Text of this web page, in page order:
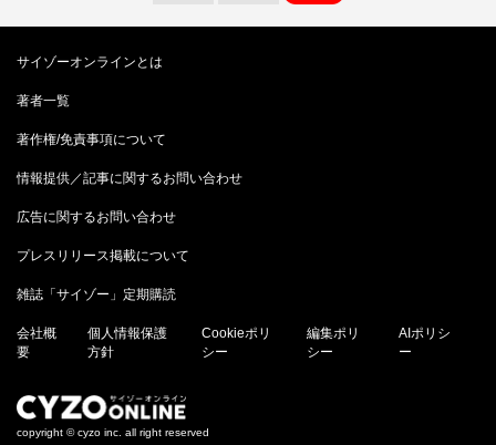
サイゾーオンラインとは
著者一覧
著作権/免責事項について
情報提供／記事に関するお問い合わせ
広告に関するお問い合わせ
プレスリリース掲載について
雑誌「サイゾー」定期購読
会社概
要
個人情報保護
方針
Cookieポリ
シー
編集ポリ
シー
AIポリシ
ー
copyright © cyzo inc. all right reserved